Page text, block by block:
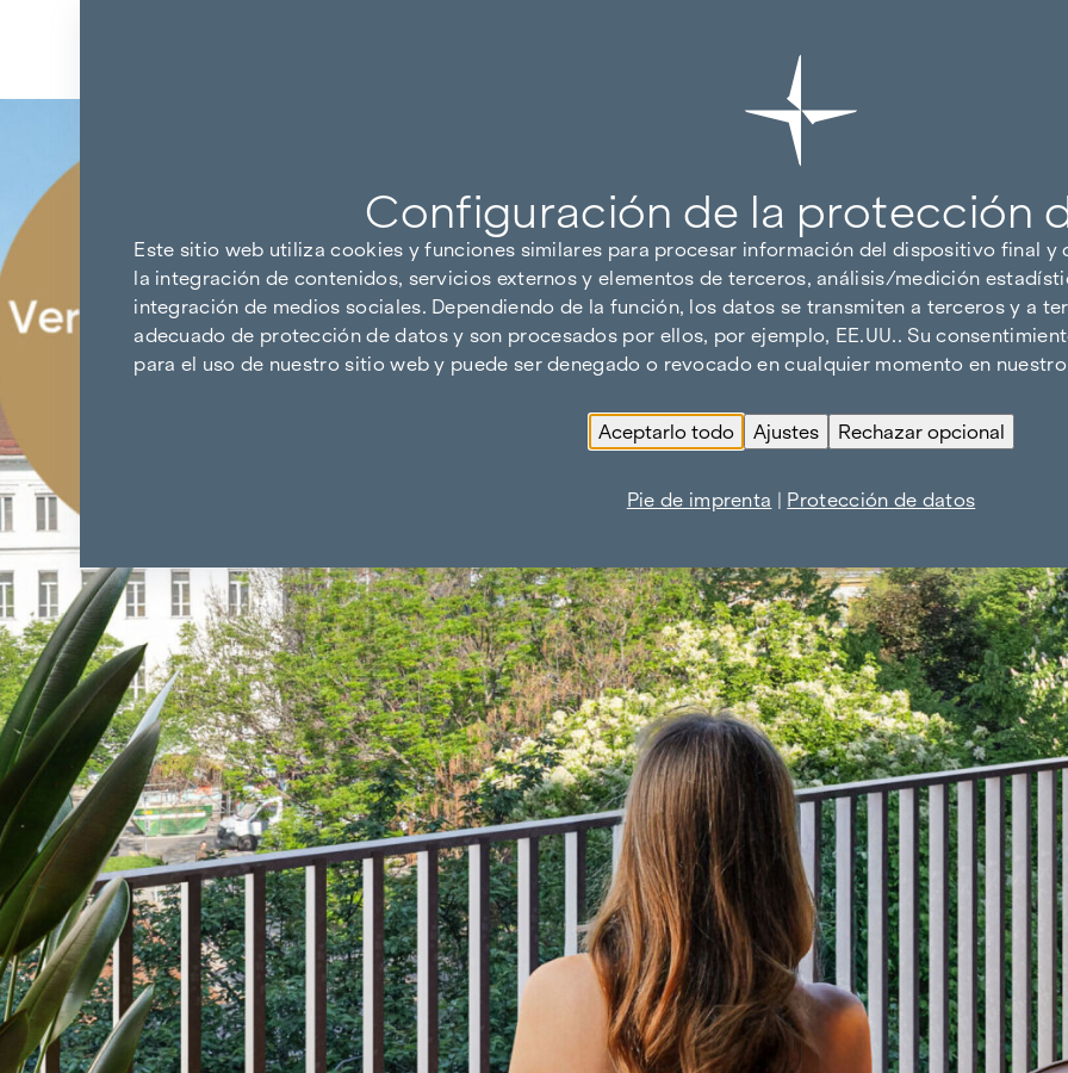
Volver a los resultados
Configuración de la protección
Este sitio web utiliza cookies y funciones similares para procesar información del dispositivo final y
la integración de contenidos, servicios externos y elementos de terceros, análisis/medición
integración de medios sociales. Dependiendo de la función, los datos se transmiten a terceros y a
adecuado de protección de datos y son procesados por ellos, por ejemplo, EE.UU.. Su
para el uso de nuestro sitio web y puede ser denegado o revocado en cualquier momento en
Aceptarlo todo Ajustes Rechazar opcional
Pie de imprenta | Protección de datos